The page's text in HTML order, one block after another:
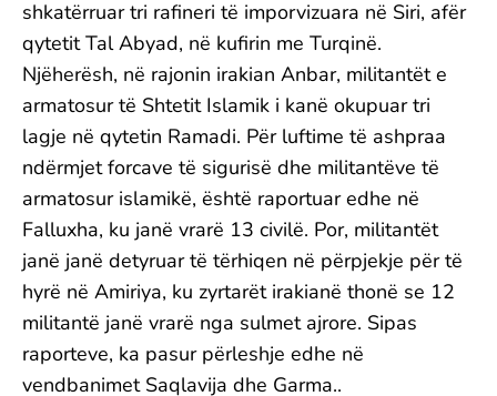
shkatërruar tri rafineri të imporvizuara në Siri, afër
qytetit Tal Abyad, në kufirin me Turqinë.
Njëherësh, në rajonin irakian Anbar, militantët e
armatosur të Shtetit Islamik i kanë okupuar tri
lagje në qytetin Ramadi. Për luftime të ashpraa
ndërmjet forcave të sigurisë dhe militantëve të
armatosur islamikë, është raportuar edhe në
Falluxha, ku janë vrarë 13 civilë. Por, militantët
janë janë detyruar të tërhiqen në përpjekje për të
hyrë në Amiriya, ku zyrtarët irakianë thonë se 12
militantë janë vrarë nga sulmet ajrore. Sipas
raporteve, ka pasur përleshje edhe në
vendbanimet Saqlavija dhe Garma..